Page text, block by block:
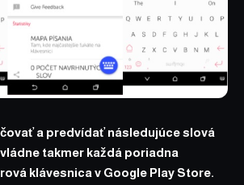
a predvídať následujúce slová
takmer každá poriadna
klávesnica v Google Play Store.